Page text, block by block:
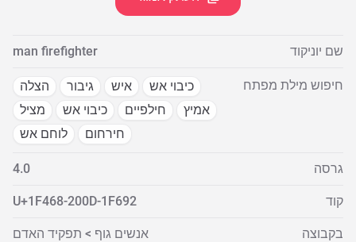
שם יוניקוד man firefighter
חיפוש מילת מפתח כיבוי אש איש גיבור
הצלה
אמיץ
חילפיים כיבוי אש
מציל
חירחום
לוחם אש
גרסה 4.0
קוד U+1F468-200D-1F692
בקבוצה אנשים גוף > תפקיד האדם